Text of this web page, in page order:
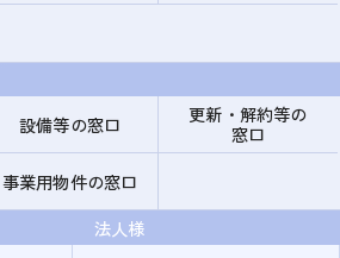
設備等の窓口
更新・解約等の
窓口
事業用物件の窓口
法人様